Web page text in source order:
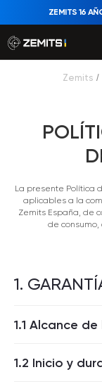
ZEMITS 16
Zemits /
La presente Política
aplicables a la
Zemits España, de
de
1.
1.1 Alcance
1.2 Inicio y